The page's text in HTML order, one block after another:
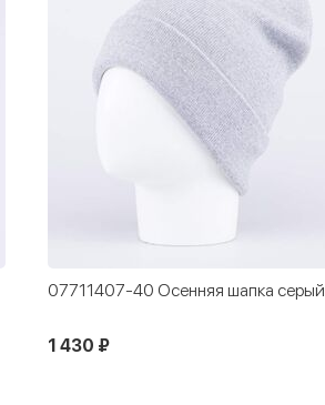
07711407-40 Осенняя шапка серый
1 430 ₽